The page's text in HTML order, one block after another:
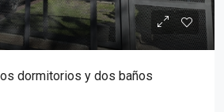
dormitorios y dos baños